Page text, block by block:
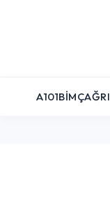
A101BIMÇAĞRI